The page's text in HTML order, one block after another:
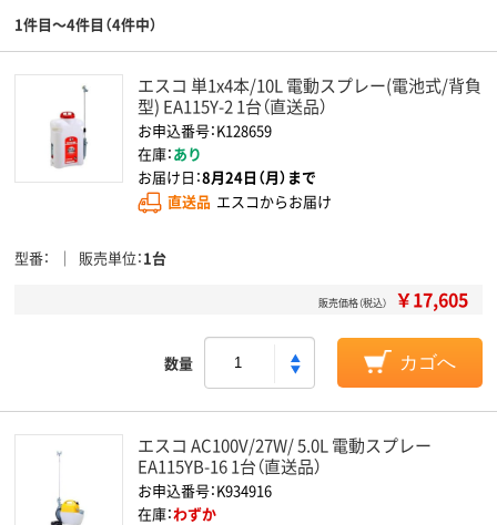
1件目～4件目（4件中）
エスコ 単1x4本/10L 電動スプレー(電池式/背負
型) EA115Y-2 1台（直送品）
お申込番号：K128659
在庫：あり
お届け日：8月24日（月）まで
直送品 エスコからお届け
型番 販売単位 1台
販売価格（税込） ￥17,605
数量 カゴへ
エスコ AC100V/27W/ 5.0L 電動スプレー
EA115YB-16 1台（直送品）
お申込番号：K934916
在庫：わずか